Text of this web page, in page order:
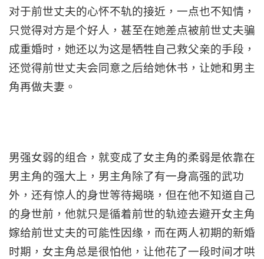
对于前世丈夫的心怀不轨的接近，一点也不知情，
只觉得对方是个好人，甚至在她差点被前世丈夫骗
成重婚时，她还以为这是牺牲自己救父亲的手段，
还觉得前世丈夫会同意之后给她休书，让她和男主
角再做夫妻。
男强女弱的组合，就变成了女主角的柔弱是依靠在
男主角的强大上，男主角除了有一身高强的武功
外，还有惊人的身世等待揭晓，但在他不知道自己
的身世前，他就只是循着前世的轨迹去避开女主角
嫁给前世丈夫的可能性因缘，而在两人初期的新婚
时期，女主角总是很怕他，让他花了一段时间才哄